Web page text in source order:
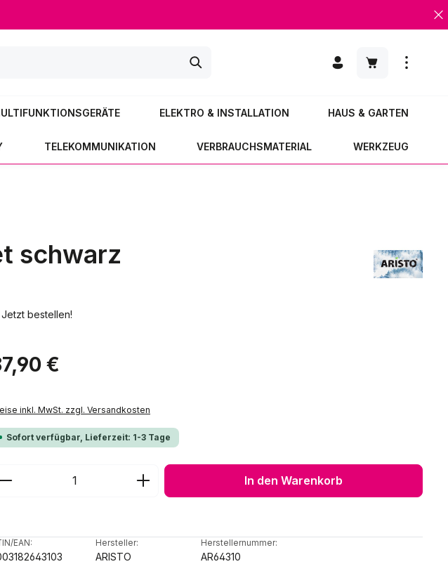
Warenkorb
ELEKTRO & INSTALLATION HAUS & GARTEN
TELEKOMMUNIKATION VERBRAUCHSMATERIAL WERKZEUG
schwarz
bestellen!
Preis:
€
inkl. MwSt. zzgl. Versandkosten
Sofort verfügbar, Lieferzeit: 1-3 Tage
Produkt Anzahl: Gib den gewünschten Wert ein oder
In den Warenkorb
EAN: Hersteller:
ARISTO
Herstellernummer:
AR64310